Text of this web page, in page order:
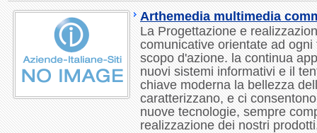
Arthemedia multimedia
La Progettazione e
comunicative orientate ad
scopo d'azione. la continua
nuovi sistemi informativi e il
chiave moderna la bellezza
caratterizzano, e ci
nuove tecnologie, sempre
realizzazione dei nostri